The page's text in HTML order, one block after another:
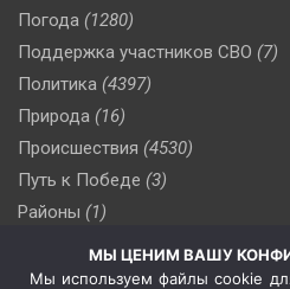
Погода (1280)
Поддержка участников СВО (7)
Политика (4397)
Природа (16)
Происшествия (4530)
Путь к Победе (3)
Районы (1)
(510)
Сельское хозяйство (3)
МЫ ЦЕНИМ ВАШУ
Мы используем файлы cookie